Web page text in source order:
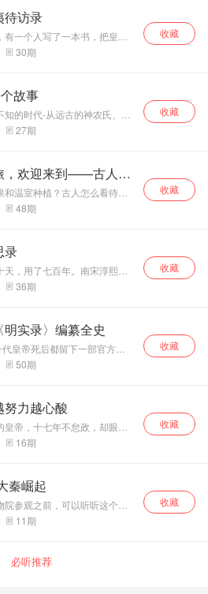
的历史，换个角度看，就是
历史。
、朝堂制度谣言和江湖行业传
斗权谋，从重男轻女到丐帮
认识一个比电视剧更精彩、
世界。准备好了吗？咱们一
历史，打回原形。
待访录
一个人写了一本书，把皇帝
说"为天下之大害者，君而已
天下最大的祸害。比卢梭的
岁的他怀揣铁锥进京，在公堂
亡之后，他扛起枪组织义军
击。复国无望，他回到家
一座"理想国"——有宰相制衡皇
，有地方分权制衡中央。书
他等了两百多年，终于等到了
宗羲，这本书叫《明夷待访
就是关于他的一生，他的思
今天我们还在追问的问题——
30期
收藏
故事
的时代-从远古的神农氏、伏
，到夏、商、春秋战国，
27期
收藏
，欢迎来到——古人的
温室种植？古人怎么看待自
身上痒了怎么挠？近视了怎么
物？如何度过酷暑？如何午
行、玩、用，作者均作了全方
更重要的是作者对其中细节
趣话题的挖掘，使得历史变
48期
收藏
录
，用了七百年。南宋淳熙二
在福建深山里闭关十日，从四
作中挑了六百二十二条语录，
私人读书笔记，后来成了元明
答库，统治了中国人思想七
思录》。这档节目不是来讲
这本书背后的六个男人——周
张载、朱熹、吕祖谦。他们
36期
收藏
实录〉编纂全史
皇帝死后都留下一部官方修
然而，这些看似枯燥的编年
着无数篡改、隐瞒与权力博
’？张居正改革在实录中又是如
辑将逐段拆解《明实录》的
你从官修史书的字缝里，读
每一集都围绕一个核心谜
还原实录背后的人性、制度
50期
收藏
努力越心酸
帝，十七年不怠政，却眼睁
他杀了魏忠贤，却养出了更失
节衣缩食，国库却穷得发不出
那棵歪脖子树，成了他最后的
君败家的老套故事，而是一
何被积重难返的制度、撕裂
灾人祸逼入绝境的过程。本专
拼尽全力却只能加速灭亡
16期
收藏
秦崛起
参观之前，可以听听这个专
背景，大秦能统一天下实非一
然雄才大略，却也是恰逢其
马俑前传大秦崛起全11集，即
兵马俑专辑全20集，两个专辑
11期
收藏
必听推荐